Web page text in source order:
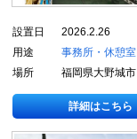
設置日
2026.2.26
用途
事務所・休憩室
場所
福岡県大野城市
詳細はこちら